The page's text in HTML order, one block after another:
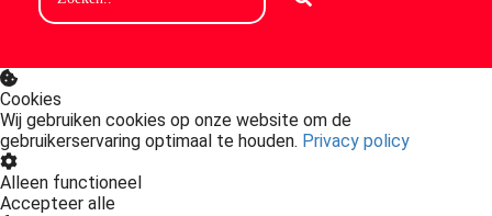
Cookies
Wij gebruiken cookies op onze website om de
gebruikerservaring optimaal te houden. Privacy policy
Alleen functioneel
Accepteer alle